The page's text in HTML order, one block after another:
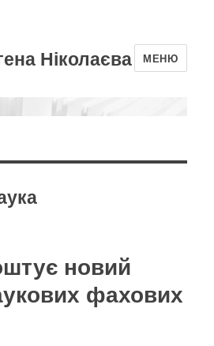
Ніколаєва МЕНЮ
новий
фахових